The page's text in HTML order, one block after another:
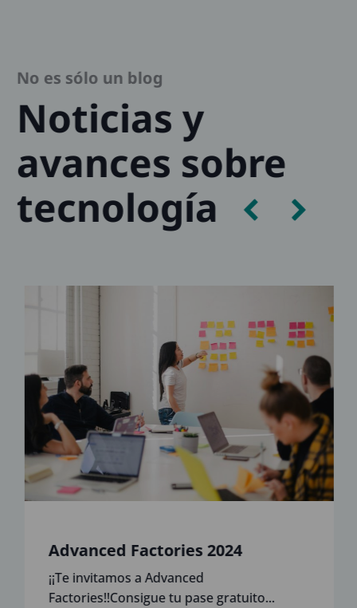
No es sólo un blog
Noticias y
avances sobre
tecnología
Advanced Factories 2024
¡¡Te invitamos a Advanced
Factories!!Consigue tu pase gratuito...